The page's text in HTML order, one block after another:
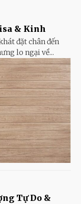
& Kinh
đặt chân đến
lo ngại về...
Tự Do &